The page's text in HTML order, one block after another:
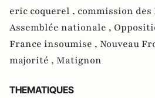
eric coquerel , commission des
Assemblée nationale ,
France insoumise , Nouveau
majorité , Matignon
THEMATIQUES